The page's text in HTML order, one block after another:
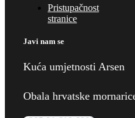
Pristupačnost
stranice
Javi nam se
Kuća umjetnosti Arsen
Obala hrvatske